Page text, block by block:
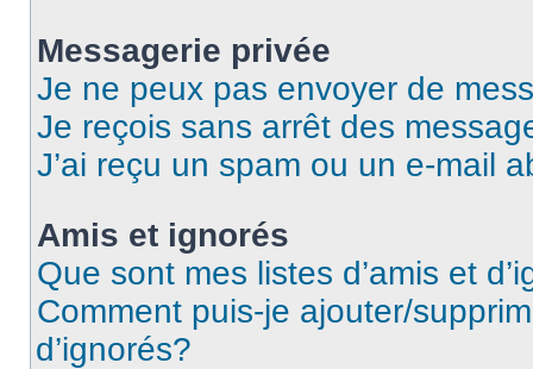
Messagerie privée
Je ne peux pas envoyer de
Je reçois sans arrêt des
J’ai reçu un spam ou un e-mail
Amis et ignorés
Que sont mes listes d’amis et
Comment puis-je ajouter/
d’ignorés?